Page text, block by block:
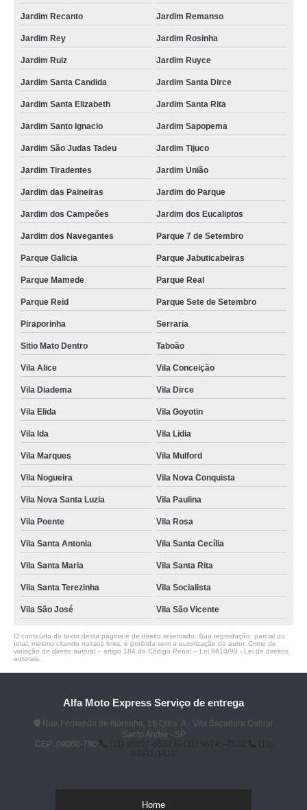
Jardim Recanto Jardim Remanso
Jardim Rey Jardim Rosinha
Jardim Ruiz Jardim Ruyce
Jardim Santa Candida Jardim Santa Dirce
Jardim Santa Elizabeth Jardim Santa Rita
Jardim Santo Ignacio Jardim Sapopema
Jardim São Judas Tadeu Jardim Tijuco
Jardim Tiradentes Jardim União
Jardim das Paineiras Jardim do Parque
Jardim dos Campeões Jardim dos Eucaliptos
Jardim dos Navegantes Parque 7 de Setembro
Parque Galicia Parque Jabuticabeiras
Parque Mamede Parque Real
Parque Reid Parque Sete de Setembro
Piraporinha Serraria
Sitio Mato Dentro Taboão
Vila Alice Vila Conceição
Vila Diadema Vila Dirce
Vila Elida Vila Goyotin
Vila Ida Vila Lidia
Vila Marques Vila Mulford
Vila Nogueira Vila Nova Conquista
Vila Nova Santa Luzia Vila Paulina
Vila Poente Vila Rosa
Vila Santa Antonia Vila Santa Cecília
Vila Santa Maria Vila Santa Rita
Vila Santa Terezinha Vila Socialista
Vila São José Vila São Vicente
O conteúdo do texto desta página é de direito reservado. Sua reprodução, parcial ou
total, mesmo citando nossos links, é proibida sem a autorização do autor. Crime de
violação de direito autoral – artigo 184 do Código Penal – Lei 9610/98 - Lei de direitos
autorais
Alfa Moto Express Serviço de entrega
Rua Fernando de Noronha, 16 Qdra. A - Vila Sacadura Cabral
Santo André - SP
CEP: 09060-790
(11) 96027-6532 (11) 96745-7662
(11)
94611-1418
Home